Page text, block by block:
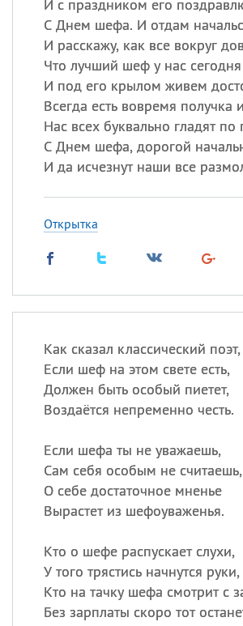
И с праздником его
С Днем шефа. И отдам
И расскажу, как все вокруг
Что лучший шеф у нас сегодня
И под его крылом живем
Всегда есть вовремя получка
Нас всех буквально гладят по
С Днем шефа, дорогой
И да исчезнут наши все
Открытка
Как сказал классический поэт,
Если шеф на этом свете есть,
Должен быть особый пиетет,
Воздаётся непременно честь.
Если шефа ты не уважаешь,
Сам себя особым не считаешь,
О себе достаточное мненье
Вырастет из шефоуваженья.
Кто о шефе распускает слухи,
У того трястись начнутся руки,
Кто на тачку шефа смотрит с
Без зарплаты скоро тот